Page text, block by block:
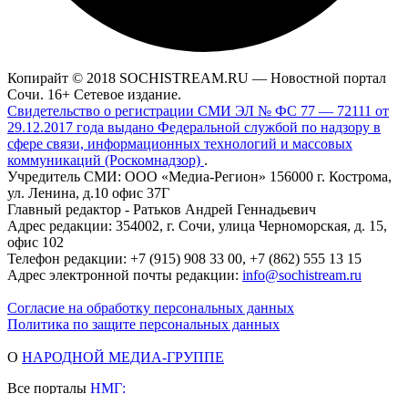
Копирайт © 2018 SOCHISTREAM.RU — Новостной портал
Сочи. 16+ Сетевое издание.
Свидетельство о регистрации СМИ ЭЛ № ФС 77 — 72111 от
29.12.2017 года выдано Федеральной службой по надзору в
сфере связи, информационных технологий и массовых
коммуникаций (Роскомнадзор) .
Учредитель СМИ: ООО «Медиа-Регион» 156000 г. Кострома,
ул. Ленина, д.10 офис 37Г
Главный редактор - Ратьков Андрей Геннадьевич
Адрес редакции: 354002, г. Сочи, улица Черноморская, д. 15,
офис 102
Телефон редакции: +7 (915) 908 33 00, +7 (862) 555 13 15
Адрес электронной почты редакции: info@sochistream.ru
Согласие на обработку персональных данных
Политика по защите персональных данных
О НАРОДНОЙ МЕДИА-ГРУППЕ
Все порталы НМГ: